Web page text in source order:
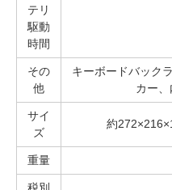
テリ
駆動
時間
その
他
キーボードバック
カー
サイ
ズ
約
重量
税別